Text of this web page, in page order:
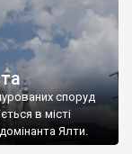
споруд
в місті
Ялти.